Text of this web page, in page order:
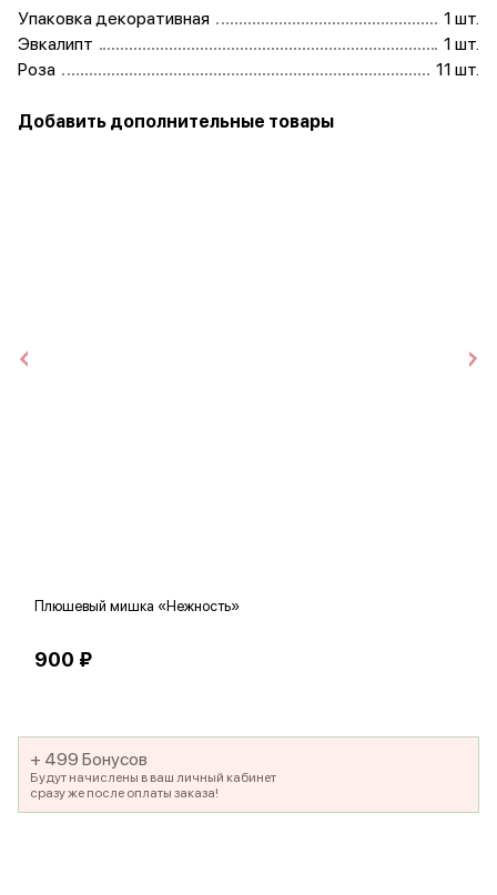
Упаковка декоративная
1 шт.
Эвкалипт
1 шт.
Роза
11 шт.
Добавить дополнительные товары
Плюшевый мишка «Нежность»
900 ₽
+ 499 Бонусов
Будут начислены в ваш личный кабинет
сразу же после оплаты заказа!